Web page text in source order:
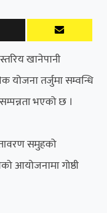
खानेपानी
योजना तर्जुमा सम्वन्धि
भएको छ ।
समुहको
आयोजनामा गोष्ठी